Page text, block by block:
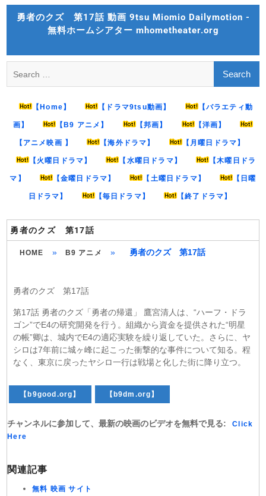
Skip
勇者のクズ 第17話 動画 9tsu Miomio Dailymotion -
無料ホームシアター mhometheater.org
for:
【Home】 【ドラマ9tsu動画】 【バラエティ動
画】 【B9 アニメ】 【邦画】 【洋画】
【アニメ映画 】 【海外ドラマ】 【月曜日ドラマ】
【火曜日ドラマ】 【水曜日ドラマ】 【木曜日ドラ
マ】 【金曜日ドラマ】 【土曜日ドラマ】 【日曜
日ドラマ】 【毎日ドラマ】 【終了ドラマ】
勇者のクズ 第17話
HOME » B9 アニメ » 勇者のクズ 第17話
勇者のクズ 第17話
第17話 勇者のクズ「勇者の帰還」 鷹宮清人は、“ハーフ・ドラ
ゴン”でE4の研究開発を行う。組織から資金を提供された“明星
の帳”卿は、城内でE4の適応実験を繰り返していた。さらに、ヤ
シロは7年前に城ヶ峰に起こった衝撃的な事件について知る。程
なく、東京に戻ったヤシロ一行は戦場と化した街に降り立つ。
【b9good.org】 【b9dm.org】
チャンネルに参加して、最新の映画のビデオを無料で見る:
Click
Here
関連記事
無料 映画 サイト